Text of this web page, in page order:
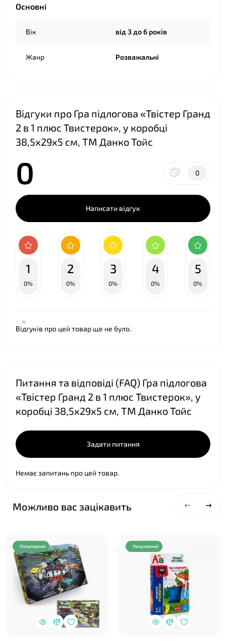
Основні
Вік від 3 до 6 років
Жанр Розважальні
Відгуки про Гра підлогова «Твістер Гранд
2 в 1 плюс Твистерок», у коробці
38,5х29х5 см, ТМ Данко Тойс
0 0
Написати відгук
1
0%
2
0%
3
0%
4
0%
5
0%
Відгуків про цей товар ще не було.
Питання та відповіді (FAQ) Гра підлогова
«Твістер Гранд 2 в 1 плюс Твистерок», у
коробці 38,5х29х5 см, ТМ Данко Тойс
Задати питання
Немає запитань про цей товар.
Можливо вас зацікавить
Популярний Популярний